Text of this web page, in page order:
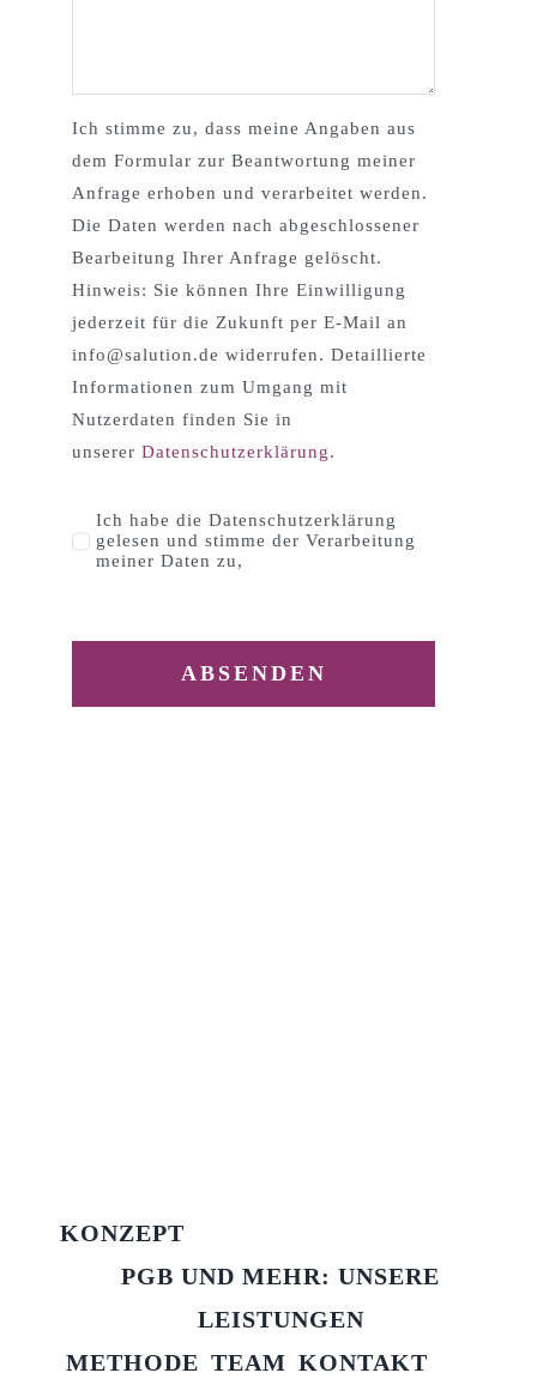
Ich stimme zu, dass meine Angaben aus
dem Formular zur Beantwortung meiner
Anfrage erhoben und verarbeitet werden.
Die Daten werden nach abgeschlossener
Bearbeitung Ihrer Anfrage gelöscht.
Hinweis: Sie können Ihre Einwilligung
jederzeit für die Zukunft per E-Mail an
info@salution.de widerrufen. Detaillierte
Informationen zum Umgang mit
Nutzerdaten finden Sie in
unserer Datenschutzerklärung.
Ich habe die Datenschutzerklärung
gelesen und stimme der Verarbeitung
meiner Daten zu,
ABSENDEN
KONZEPT
PGB UND MEHR: UNSERE
LEISTUNGEN
METHODE TEAM KONTAKT